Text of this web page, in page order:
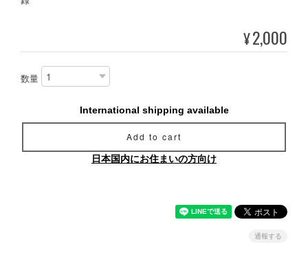
¥2,000
数量
International shipping available
Add to cart
日本国内にお住まいの方向け
通報する